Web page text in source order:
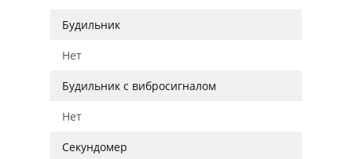
Будильник
Нет
Будильник с вибросигналом
Нет
Секундомер